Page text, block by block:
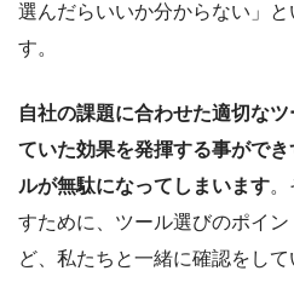
選んだらいいか分からない」
す。
自社の課題に合わせた適切な
ていた効果を発揮する事がで
ルが無駄になってしまいます
すために、ツール選びのポイ
ど、私たちと一緒に確認をして